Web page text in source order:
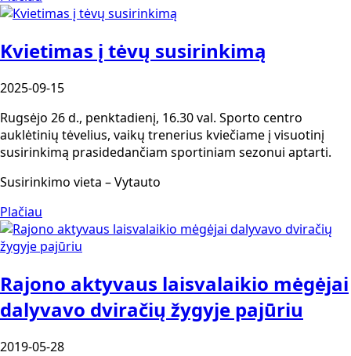
Kvietimas į tėvų susirinkimą
2025-09-15
Rugsėjo 26 d., penktadienį, 16.30 val. Sporto centro
auklėtinių tėvelius, vaikų trenerius kviečiame į visuotinį
susirinkimą prasidedančiam sportiniam sezonui aptarti.
Susirinkimo vieta – Vytauto
Plačiau
Rajono aktyvaus laisvalaikio mėgėjai
dalyvavo dviračių žygyje pajūriu
2019-05-28